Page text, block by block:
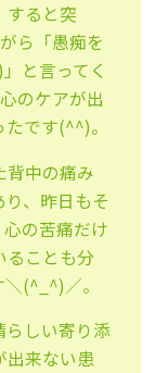
すると突
ら「愚痴を
と言ってく
のケアが出
です(^^)。
背中の痛み
、昨日もそ
の苦痛だけ
ることも分
(^_^)／。
らしい寄り添
出来ない患